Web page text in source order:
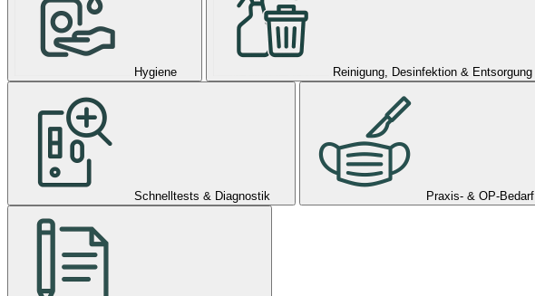
Hygiene Reinigung, Desinfektion & Entsorgung
Schnelltests & Diagnostik Praxis- & OP-Bedarf